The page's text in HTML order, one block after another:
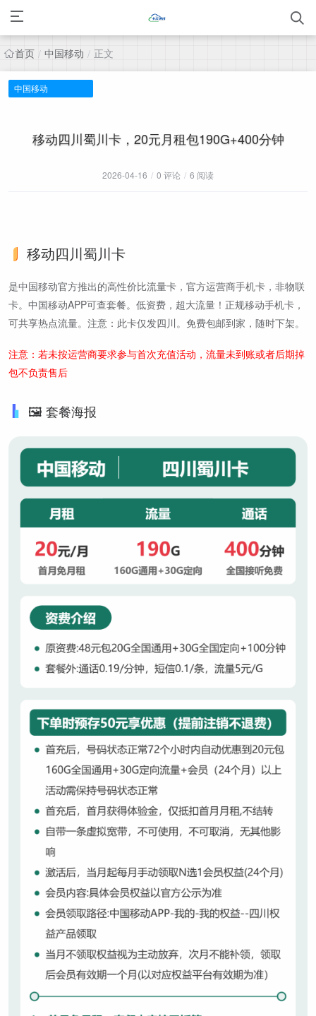
首页 / 中国移动 / 正文
中国移动
移动四川蜀川卡，20元月租包190G+400分钟
2026-04-16 / 0 评论 / 6 阅读
移动四川蜀川卡
是中国移动官方推出的高性价比流量卡，官方运营商手机卡，非物联
卡。中国移动APP可查套餐。低资费，超大流量！正规移动手机卡，
可共享热点流量。注意：此卡仅发四川。免费包邮到家，随时下架。
注意：若未按运营商要求参与首次充值活动，流量未到账或者后期掉
包不负责售后
🖼️ 套餐海报